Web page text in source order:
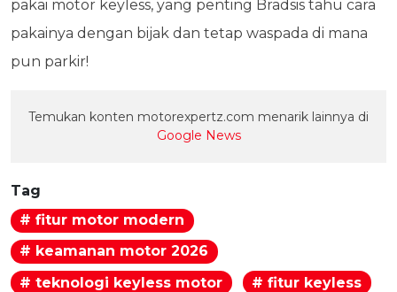
pakai motor keyless, yang penting Bradsis tahu cara
pakainya dengan bijak dan tetap waspada di mana
pun parkir!
Temukan konten motorexpertz.com menarik lainnya di
Google News
Tag
# fitur motor modern
# keamanan motor 2026
# teknologi keyless motor
# fitur keyless